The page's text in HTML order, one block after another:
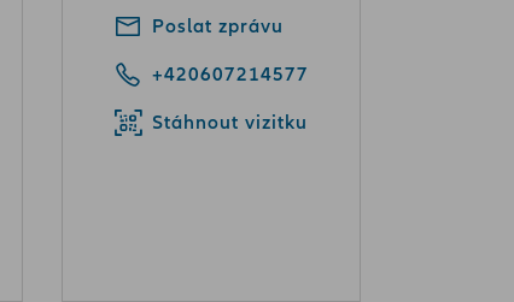
Poslat zprávu
+420607214577
Stáhnout vizitku